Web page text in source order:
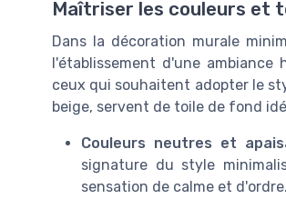
Maîtriser les couleurs et
Dans la décoration murale
l'établissement d'une
ceux qui souhaitent adopter le
beige, servent de toile de fond
Couleurs neutres et
signature du style
sensation de calme et d'ordre.